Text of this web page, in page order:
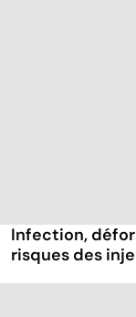
Infection,
risques des